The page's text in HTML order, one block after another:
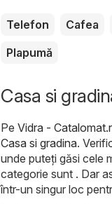
Telefon Cafea
Plapumă
Casa si
Pe Vidra -
Casa si gradina.
unde puteți găsi cele
categorie sunt . Dar
într-un singur loc